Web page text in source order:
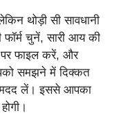
थोड़ी सी सावधानी
चुनें, सारी आय की
फाइल करें, और
समझने में दिक्कत
मदद लें। इससे आपका